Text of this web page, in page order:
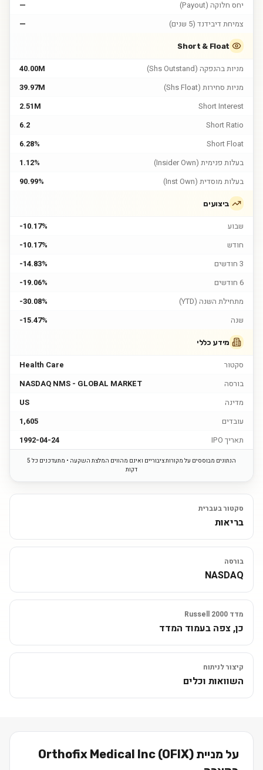
יחס חלוקה (Payout)
—
צמיחת דיבידנד (5 שנים)
—
Short & Float
מניות בהנפקה (Shs Outstand)
40.00M
מניות סחירות (Shs Float)
39.97M
Short Interest
2.51M
Short Ratio
6.2
Short Float
6.28%
בעלות פנימית (Insider Own)
1.12%
בעלות מוסדית (Inst Own)
90.99%
ביצועים
שבוע
-10.17%
חודש
-10.17%
3 חודשים
-14.83%
6 חודשים
-19.06%
מתחילת השנה (YTD)
-30.08%
שנה
-15.47%
מידע כללי
סקטור
Health Care
בורסה
NASDAQ NMS - GLOBAL MARKET
מדינה
US
עובדים
1,605
תאריך IPO
1992-04-24
הנתונים מבוססים על מקורות ציבוריים ואינם מהווים המלצת השקעה • מתעדכנים כל 5
דקות
סקטור בעברית
בריאות
בורסה
NASDAQ
מדד Russell 2000
כן, צפה בעמוד המדד
קיצור לניתוח
השוואות וכלים
על מניית Orthofix Medical Inc (OFIX)